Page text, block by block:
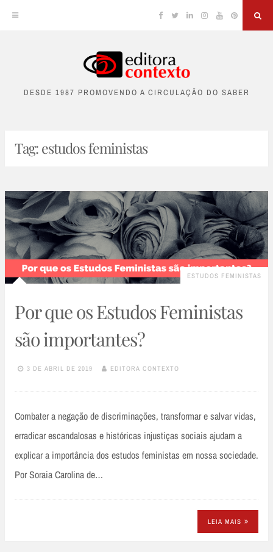
content
Facebook
TwitterLinkedinInstagram
YouTubePinterest
DESDE 1987 PROMOVENDO A CIRCULAÇÃO DO SABER
Tag:estudos feministas
ESTUDOS FEMINISTAS
Por que os Estudos Feministas
são importantes?
3 DE ABRIL DE 2019 EDITORA CONTEXTO
Combater a negação de discriminações, transformar e salvar vidas,
erradicar escandalosas e históricas injustiças sociais ajudam a
explicar a importância dos estudos feministas em nossa sociedade.
Por Soraia Carolina de…
LEIA MAIS